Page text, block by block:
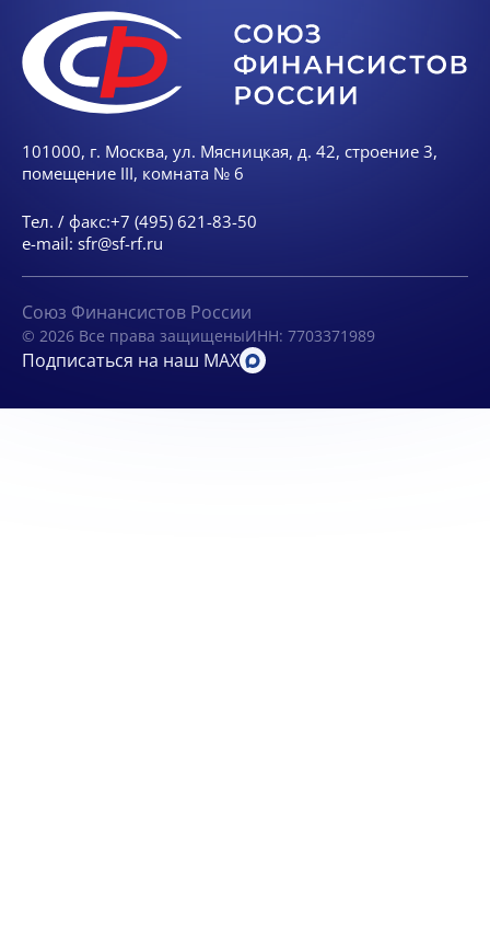
101000, г. Москва, ул. Мясницкая, д. 42, строение 3,
помещение III, комната № 6
Тел. / факс:+7 (495) 621-83-50
e-mail: sfr@sf-rf.ru
Союз Финансистов России
© 2026 Все права защищеныИНН: 7703371989
Подписаться на наш MAX